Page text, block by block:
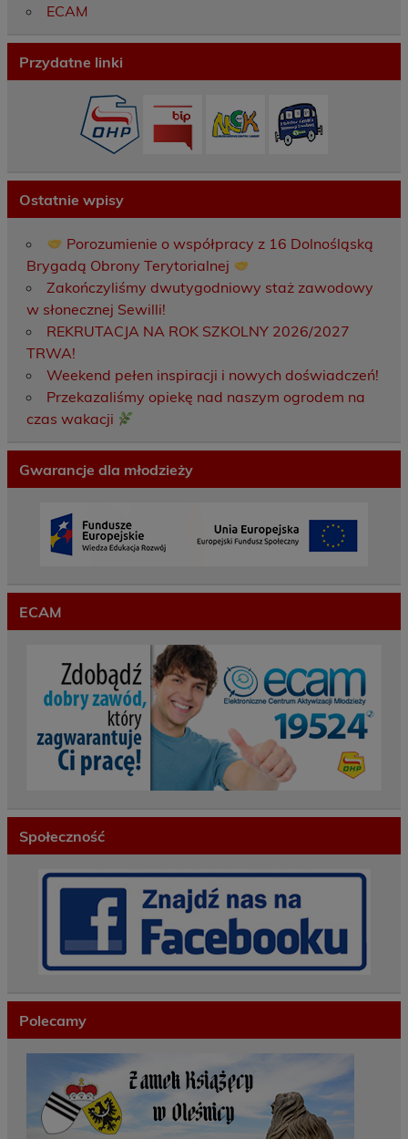
ECAM
Przydatne linki
Ostatnie wpisy
Porozumienie o współpracy z 16 Dolnośląską
Brygadą Obrony Terytorialnej
Zakończyliśmy dwutygodniowy staż zawodowy
w słonecznej Sewilli!
REKRUTACJA NA ROK SZKOLNY 2026/2027
TRWA!
Weekend pełen inspiracji i nowych doświadczeń!
Przekazaliśmy opiekę nad naszym ogrodem na
czas wakacji
Gwarancje dla młodzieży
ECAM
Społeczność
Polecamy